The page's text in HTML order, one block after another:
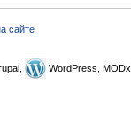
сайте
WordPress, MODx.